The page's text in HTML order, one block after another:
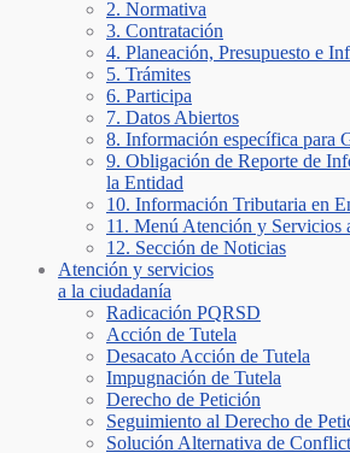
2. Normativa
3. Contratación
4. Planeación, Presupuesto e
5. Trámites
6. Participa
7. Datos Abiertos
8. Información específica para
9. Obligación de Reporte de
la Entidad
10. Información Tributaria en
11. Menú Atención y Servicios
12. Sección de Noticias
Atención y servicios
a la ciudadanía
Radicación PQRSD
Acción de Tutela
Desacato Acción de Tutela
Impugnación de Tutela
Derecho de Petición
Seguimiento al Derecho de
Solución Alternativa de